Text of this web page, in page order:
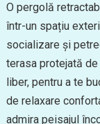
O pergolă
într-un spațiu
socializare și
terasa protejată
liber, pentru a te
de relaxare
admira peisajul